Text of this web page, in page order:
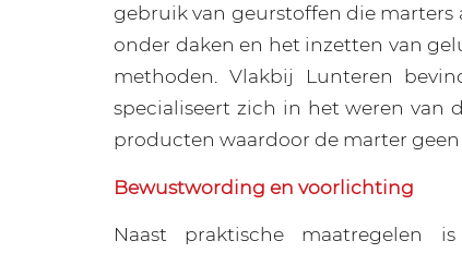
gebruik van geurstoffen die
onder daken en het inzetten van
methoden. Vlakbij Lunteren
specialiseert zich in het weren van
producten waardoor de marter
Bewustwording en voorlichting
Naast praktische maatregelen